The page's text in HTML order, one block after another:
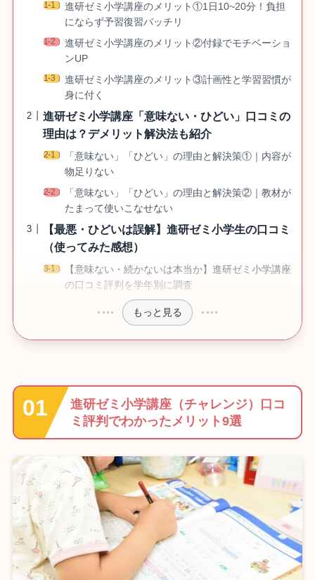
進研ゼミ小学講座のメリット①1日10~20分！負担
にならず予習復習バッチリ
進研ゼミ小学講座のメリット②付録でモチベーショ
ンUP
進研ゼミ小学講座のメリット③計画性と学習習慣が
身に付く
進研ゼミ小学講座「意味ない・ひどい」口コミの
理由は？デメリット解決法も紹介
「意味ない」「ひどい」の理由と解決策①｜内容が
物足りない
「意味ない」「ひどい」の理由と解決策②｜教材が
たまって使いこなせない
【最悪・ひどいは誤解】進研ゼミ小学生の口コミ
（使ってみた感想）
【意味ない・続かないは本当か】進研ゼミ小学講座
の口コミ評判を学年別に調査
もっと見る
進研ゼミ小学講座（チャレンジ）口コ
ミ評判でわかったメリット9選